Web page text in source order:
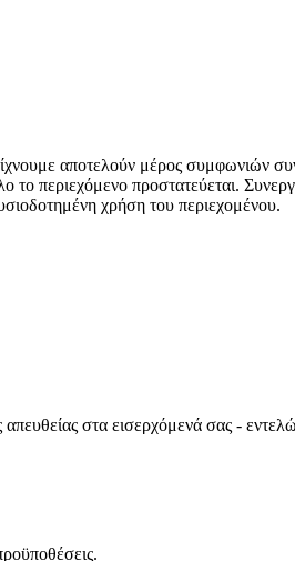
αποτελούν μέρος συμφωνιών
περιεχόμενο προστατεύεται.
χρήση του περιεχομένου.
στα εισερχόμενά σας -